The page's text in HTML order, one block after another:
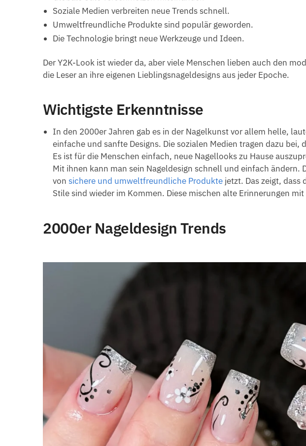
Soziale Medien verbreiten neue Trends schnell.
Umweltfreundliche Produkte sind populär geworden.
Die Technologie bringt neue Werkzeuge und Ideen.
Der Y2K-Look ist wieder da, aber viele Menschen lieben auch den
die Leser an ihre eigenen Lieblingsnageldesigns aus jeder Epoche.
Wichtigste Erkenntnisse
In den 2000er Jahren gab es in der Nagelkunst vor allem helle,
einfache und sanfte Designs. Die sozialen Medien tragen dazu
Es ist für die Menschen einfach, neue Nagellooks zu Hause
Mit ihnen kann man sein Nageldesign schnell und einfach ändern.
von sichere und umweltfreundliche Produkte jetzt. Das zeigt, dass
Stile sind wieder im Kommen. Diese mischen alte Erinnerungen
2000er Nageldesign Trends